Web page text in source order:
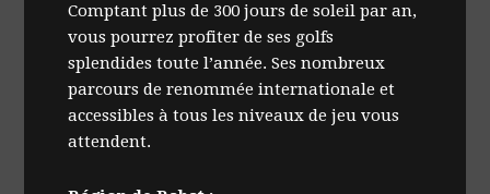
Comptant plus de 300 jours de soleil par an,
vous pourrez profiter de ses golfs
splendides toute l’année. Ses nombreux
parcours de renommée internationale et
accessibles à tous les niveaux de jeu vous
attendent.